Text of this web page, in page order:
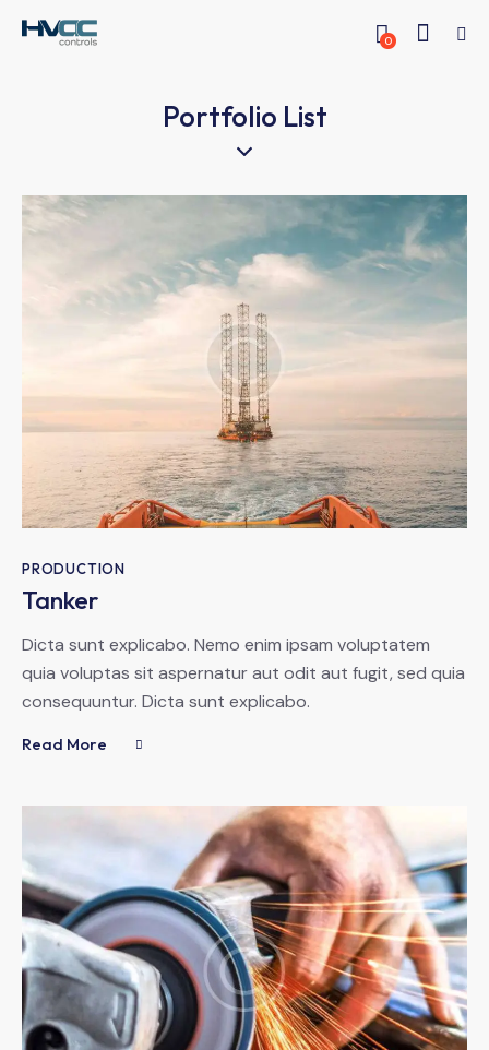
0
Portfolio List
PRODUCTION
Tanker
Dicta sunt explicabo. Nemo enim ipsam voluptatem
quia voluptas sit aspernatur aut odit aut fugit, sed quia
consequuntur. Dicta sunt explicabo.
Read More